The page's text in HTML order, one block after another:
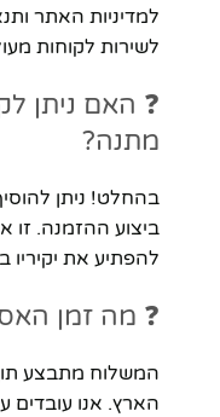
למדיניות האתר
לשירות לקוחות
❓ האם ניתן
מתנה?
בהחלט! ניתן
ביצוע ההזמנה. זו
להפתיע את יקיריו
❓ מה זמן
המשלוח מתבצע
הארץ. אנו עובדים